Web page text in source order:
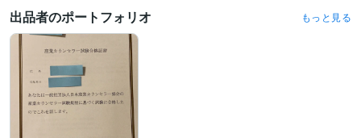
上級心理カウンセラー
ビジネス・クリエイティブツール
WordPress:2年Excel:15年Google スプレッドシート:5年
Google ドキュメント:5年
PowerPoint:5年
Google Analytics:1年
Google Search Console:1年
Perplexity AI:1年CapCut:2年
出品者のポートフォリオ もっと見る